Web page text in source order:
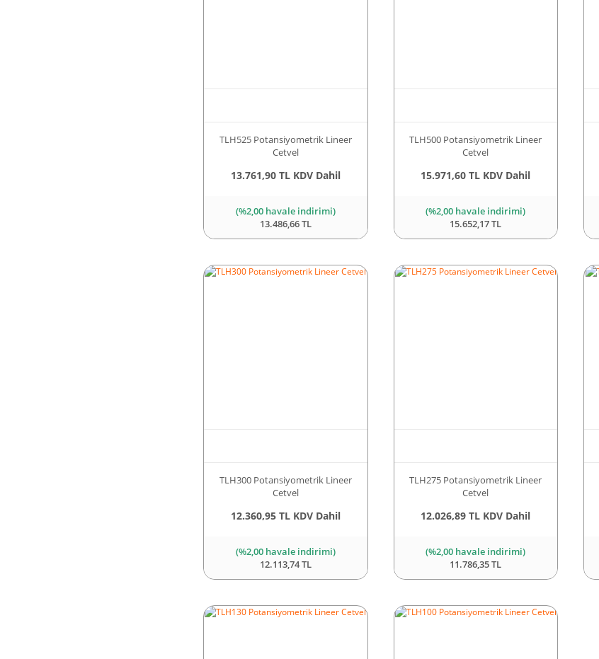
TLH525 Potansiyometrik Lineer
Cetvel
13.761,90 TL KDV Dahil
(%2,00 havale indirimi)
13.486,66 TL
TLH500 Potansiyometrik Lineer
Cetvel
15.971,60 TL KDV Dahil
(%2,00 havale indirimi)
15.652,17 TL
TLH300 Potansiyometrik Lineer
Cetvel
12.360,95 TL KDV Dahil
(%2,00 havale indirimi)
12.113,74 TL
TLH275 Potansiyometrik Lineer
Cetvel
12.026,89 TL KDV Dahil
(%2,00 havale indirimi)
11.786,35 TL